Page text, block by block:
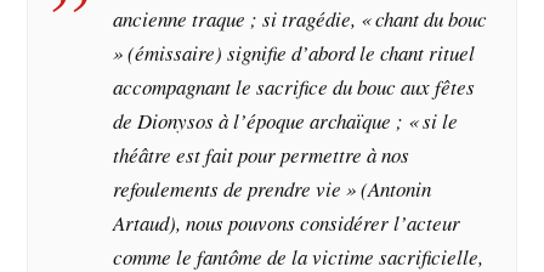
ancienne traque ; si tragédie, « chant du bouc
» (émissaire) signifie d’abord le chant rituel
accompagnant le sacrifice du bouc aux fêtes
de Dionysos à l’époque archaïque ; « si le
théâtre est fait pour permettre à nos
refoulements de prendre vie » (Antonin
Artaud), nous pouvons considérer l’acteur
comme le fantôme de la victime sacrificielle,